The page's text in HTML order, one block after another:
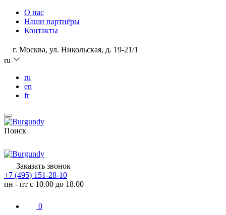
О нас
Наши партнёры
Контакты
г. Москва, ул. Никольская, д. 19-21/1
ru
ru
en
fr
Поиск
Заказать звонок
+7 (495) 151-28-10
пн - пт с 10.00 до 18.00
0